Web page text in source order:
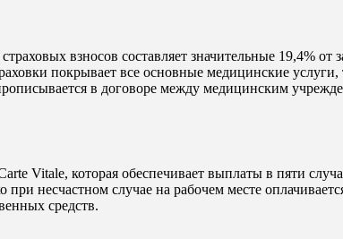
взносов составляет значительные 19,4% от
покрывает все основные медицинские
в договоре между медицинским
Vitale, которая обеспечивает выплаты в пяти
несчастном случае на рабочем месте
средств.